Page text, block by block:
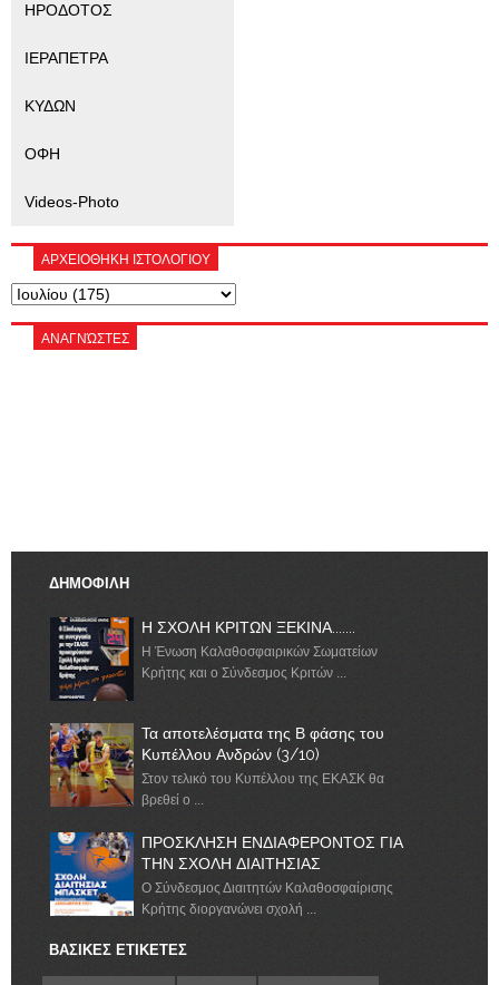
ΗΡΟΔΟΤΟΣ
ΙΕΡΑΠΕΤΡΑ
ΚΥΔΩΝ
ΟΦΗ
Videos-Photo
ΑΡΧΕΙΟΘΗΚΗ ΙΣΤΟΛΟΓΙΟΥ
ΑΝΑΓΝΏΣΤΕΣ
ΔΗΜΟΦΙΛΗ
Η ΣΧΟΛΗ ΚΡΙΤΩΝ ΞΕΚΙΝΑ.......
Η Ένωση Καλαθοσφαιρικών Σωματείων
Κρήτης και ο Σύνδεσμος Κριτών ...
Τα αποτελέσματα της Β φάσης του
Κυπέλλου Ανδρών (3/10)
Στον τελικό του Κυπέλλου της ΕΚΑΣΚ θα
βρεθεί ο ...
ΠΡΟΣΚΛΗΣΗ ΕΝΔΙΑΦΕΡΟΝΤΟΣ ΓΙΑ
ΤΗΝ ΣΧΟΛΗ ΔΙΑΙΤΗΣΙΑΣ
Ο Σύνδεσμος Διαιτητών Καλαθοσφαίρισης
Κρήτης διοργανώνει σχολή ...
ΒΑΣΙΚΕΣ ΕΤΙΚΕΤΕΣ